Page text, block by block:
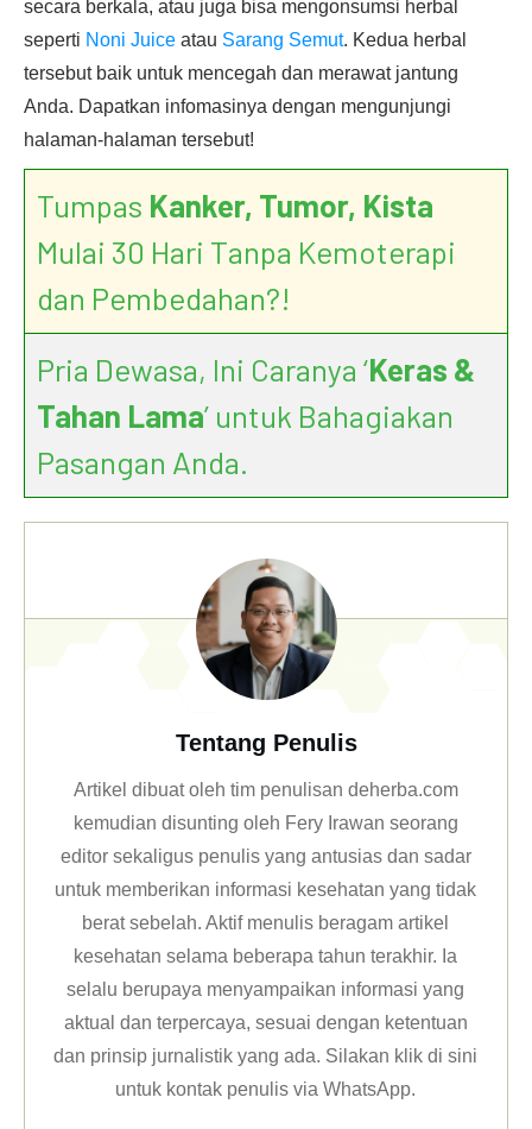
secara berkala, atau juga bisa mengonsumsi herbal
seperti Noni Juice atau Sarang Semut. Kedua herbal
tersebut baik untuk mencegah dan merawat jantung
Anda. Dapatkan infomasinya dengan mengunjungi
halaman-halaman tersebut!
Tumpas Kanker, Tumor, Kista
Mulai 30 Hari Tanpa Kemoterapi
dan Pembedahan?!
Pria Dewasa, Ini Caranya ‘Keras &
Tahan Lama’ untuk Bahagiakan
Pasangan Anda.
Tentang Penulis
Artikel dibuat oleh tim penulisan deherba.com
kemudian disunting oleh Fery Irawan seorang
editor sekaligus penulis yang antusias dan sadar
untuk memberikan informasi kesehatan yang tidak
berat sebelah. Aktif menulis beragam artikel
kesehatan selama beberapa tahun terakhir. Ia
selalu berupaya menyampaikan informasi yang
aktual dan terpercaya, sesuai dengan ketentuan
dan prinsip jurnalistik yang ada. Silakan klikdi sini
untuk kontak penulis via WhatsApp.